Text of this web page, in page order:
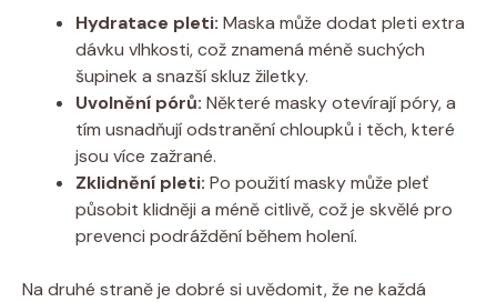
Hydratace pleti: Maska může dodat pleti extra
dávku vlhkosti, což znamená méně suchých
šupinek a snazší skluz žiletky.
Uvolnění pórů: Některé masky otevírají póry, a
tím usnadňují odstranění chloupků i těch, které
jsou více zažrané.
Zklidnění pleti: Po použití masky může pleť
působit klidněji a méně citlivě, což je skvělé pro
prevenci podráždění během holení.
Na druhé straně je dobré si uvědomit, že ne každá